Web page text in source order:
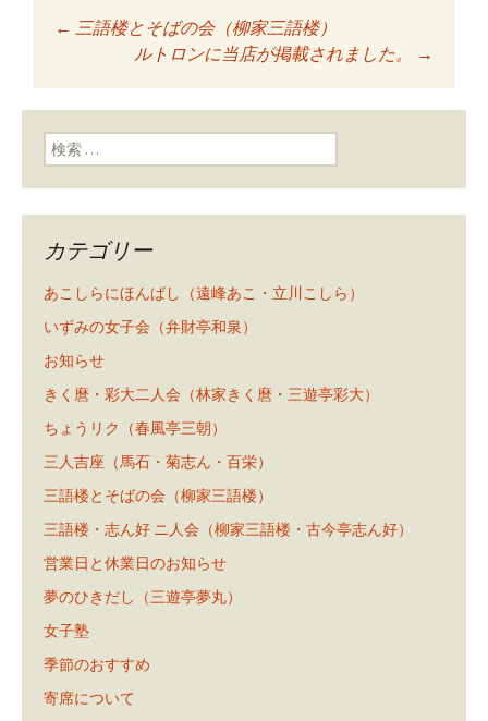
投稿ナビゲーショ
ン
← 三語楼とそばの会（柳家三語楼）
ルトロンに当店が掲載されました。
→
検索:
カテゴリー
あこしらにほんばし（遠峰あこ・立川こしら）
いずみの女子会（弁財亭和泉）
お知らせ
きく麿・彩大二人会（林家きく麿・三遊亭彩大）
ちょうリク（春風亭三朝）
三人吉座（馬石・菊志ん・百栄）
三語楼とそばの会（柳家三語楼）
三語楼・志ん好 ニ人会（柳家三語楼・古今亭志ん好）
営業日と休業日のお知らせ
夢のひきだし（三遊亭夢丸）
女子塾
季節のおすすめ
寄席について